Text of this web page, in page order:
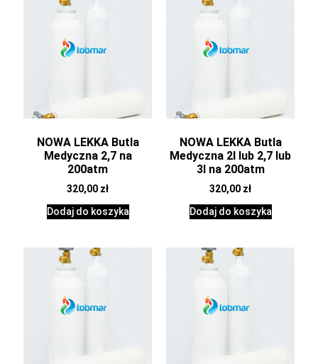
NOWA LEKKA Butla
Medyczna 2,7 na
200atm
320,00 zł
Dodaj do koszyka
NOWA LEKKA Butla
Medyczna 2l lub 2,7 lub
3l na 200atm
320,00 zł
Dodaj do koszyka